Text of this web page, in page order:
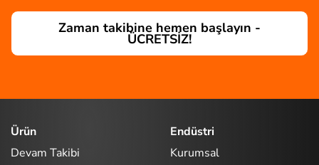
Zaman takibine hemen başlayın -
ÜCRETSİZ!
Ürün
Devam Takibi
Endüstri
Kurumsal